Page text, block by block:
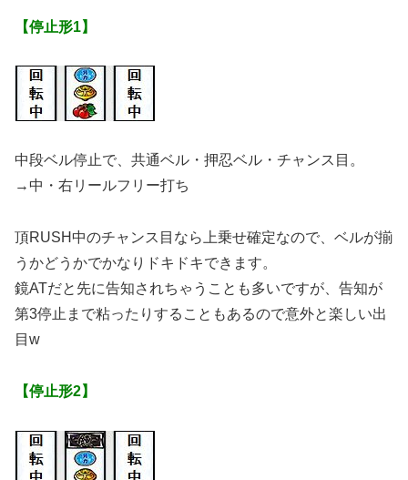
【停止形1】
中段ベル停止で、共通ベル・押忍ベル・チャンス目。
→中・右リールフリー打ち
頂RUSH中のチャンス目なら上乗せ確定なので、ベルが揃
うかどうかでかなりドキドキできます。
鏡ATだと先に告知されちゃうことも多いですが、告知が
第3停止まで粘ったりすることもあるので意外と楽しい出
目w
【停止形2】